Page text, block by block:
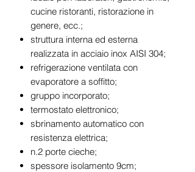
cucine ristoranti, ristorazione in
genere, ecc.;
struttura interna ed esterna
realizzata in acciaio inox AISI 304;
refrigerazione ventilata con
evaporatore a soffitto;
gruppo incorporato;
termostato elettronico;
sbrinamento automatico con
resistenza elettrica;
n.2 porte cieche;
spessore isolamento 9cm;